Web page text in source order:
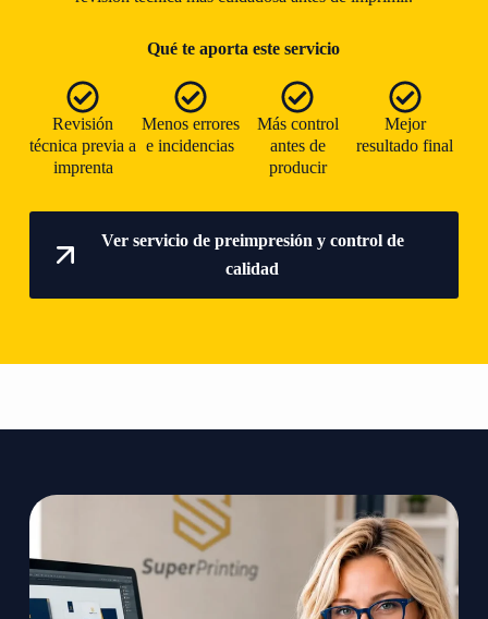
Qué te aporta este servicio
Revisión
técnica previa a
imprenta
Menos errores
e incidencias
Más control
antes de
producir
Mejor
resultado final
Ver servicio de preimpresión y control de
calidad